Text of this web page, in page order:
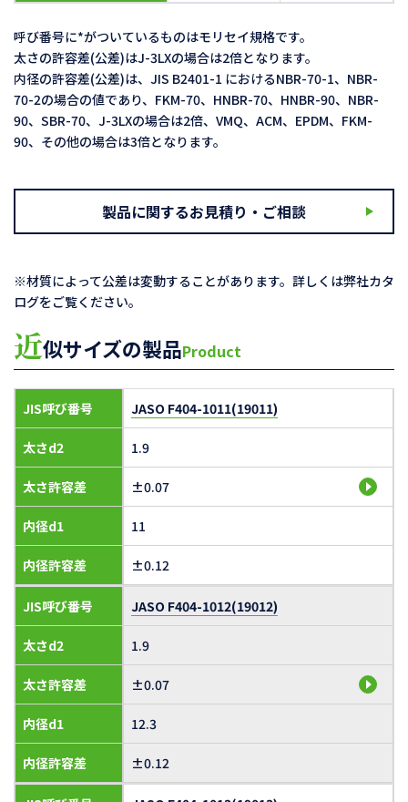
呼び番号に*がついているものはモリセイ規格です。
太さの許容差(公差)はJ-3LXの場合は2倍となります。
内径の許容差(公差)は、JIS B2401-1 におけるNBR-70-1、NBR-
70-2の場合の値であり、FKM-70、HNBR-70、HNBR-90、NBR-
90、SBR-70、J-3LXの場合は2倍、VMQ、ACM、EPDM、FKM-
90、その他の場合は3倍となります。
製品に関するお見積り・ご相談
※材質によって公差は変動することがあります。詳しくは弊社カタ
ログをご覧ください。
近似サイズの製品Product
JIS呼び番号
太さd2
太さ許容差
内径d1
内径許容差
JASO F404-1011(19011)
1.9
±0.07
11
±0.12
JIS呼び番号
太さd2
太さ許容差
内径d1
内径許容差
JASO F404-1012(19012)
1.9
±0.07
12.3
±0.12